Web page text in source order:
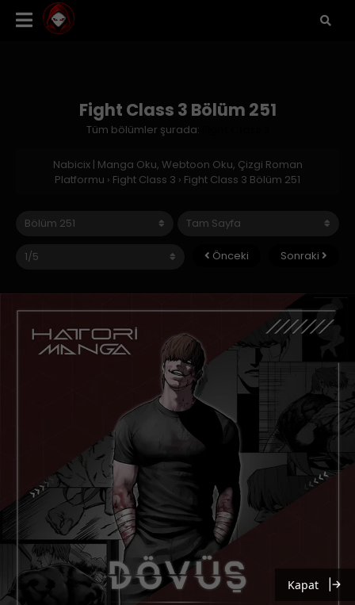
Fight Class 3 Bölüm 251
Tüm bölümler şurada:
Nabicix | Manga Oku, Webtoon Oku, Çizgi Roman
Platformu › Fight Class 3 › Fight Class 3 Bölüm 251
Önceki Sonraki
Kapat